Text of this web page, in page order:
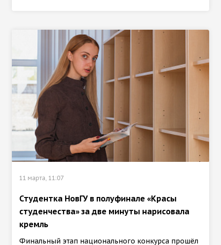
11 марта, 11:07
Студентка НовГУ в полуфинале «Красы
студенчества» за две минуты нарисовала
кремль
Финальный этап национального конкурса прошёл